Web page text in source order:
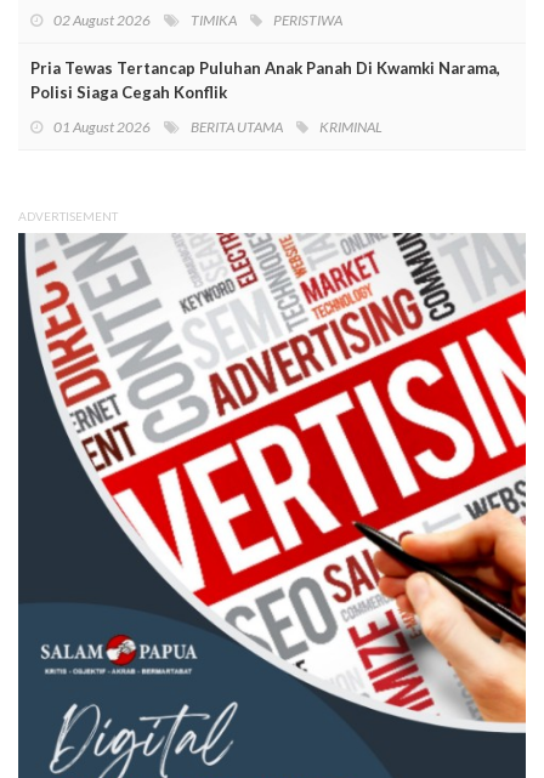
02 August 2026 TIMIKA PERISTIWA
Pria Tewas Tertancap Puluhan Anak Panah Di Kwamki Narama,
Polisi Siaga Cegah Konflik
01 August 2026 BERITA UTAMA KRIMINAL
ADVERTISEMENT